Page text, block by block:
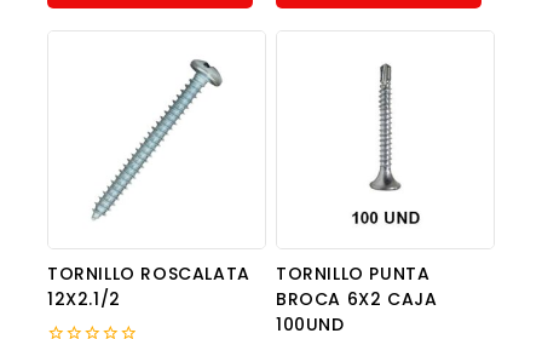
TORNILLO ROSCALATA
12X2.1/2
TORNILLO PUNTA
BROCA 6X2 CAJA
100UND